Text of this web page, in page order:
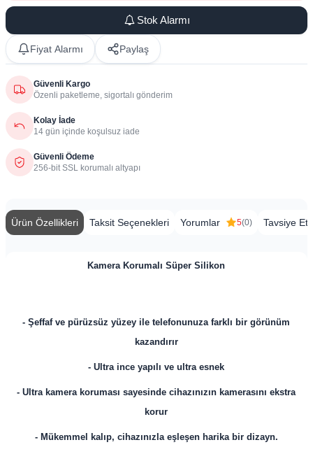
Stok Alarmı
Fiyat Alarmı Paylaş
Güvenli Kargo
Özenli paketleme, sigortalı gönderim
Kolay İade
14 gün içinde koşulsuz iade
Güvenli Ödeme
256-bit SSL korumalı altyapı
Ürün Özellikleri Taksit Seçenekleri Yorumlar 5(0) Tavsiye Et
Kamera Korumalı Süper Silikon
- Şeffaf ve pürüzsüz yüzey ile telefonunuza farklı bir görünüm
kazandırır
- Ultra ince yapılı ve ultra esnek
-Ultra kamera koruması sayesinde cihazınızın kamerasını ekstra
korur
- Mükemmel kalıp, cihazınızla eşleşen harika bir dizayn.